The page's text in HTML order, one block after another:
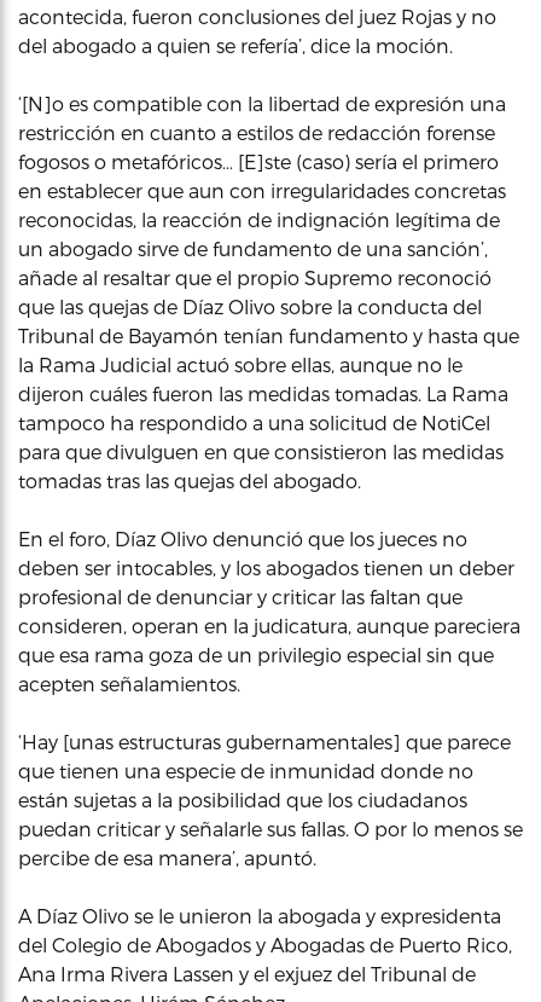
acontecida, fueron conclusiones del juez Rojas y no
del abogado a quien se refería’, dice la moción.
‘[N]o es compatible con la libertad de expresión una
restricción en cuanto a estilos de redacción forense
fogosos o metafóricos… [E]ste (caso) sería el primero
en establecer que aun con irregularidades concretas
reconocidas, la reacción de indignación legítima de
un abogado sirve de fundamento de una sanción’,
añade al resaltar que el propio Supremo reconoció
que las quejas de Díaz Olivo sobre la conducta del
Tribunal de Bayamón tenían fundamento y hasta que
la Rama Judicial actuó sobre ellas, aunque no le
dijeron cuáles fueron las medidas tomadas. La Rama
tampoco ha respondido a una solicitud de NotiCel
para que divulguen en que consistieron las medidas
tomadas tras las quejas del abogado.
En el foro, Díaz Olivo denunció que los jueces no
deben ser intocables, y los abogados tienen un deber
profesional de denunciar y criticar las faltan que
consideren, operan en la judicatura, aunque pareciera
que esa rama goza de un privilegio especial sin que
acepten señalamientos.
‘Hay [unas estructuras gubernamentales] que parece
que tienen una especie de inmunidad donde no
están sujetas a la posibilidad que los ciudadanos
puedan criticar y señalarle sus fallas. O por lo menos se
percibe de esa manera’, apuntó.
A Díaz Olivo se le unieron la abogada y expresidenta
del Colegio de Abogados y Abogadas de Puerto Rico,
Ana Irma Rivera Lassen y el exjuez del Tribunal de